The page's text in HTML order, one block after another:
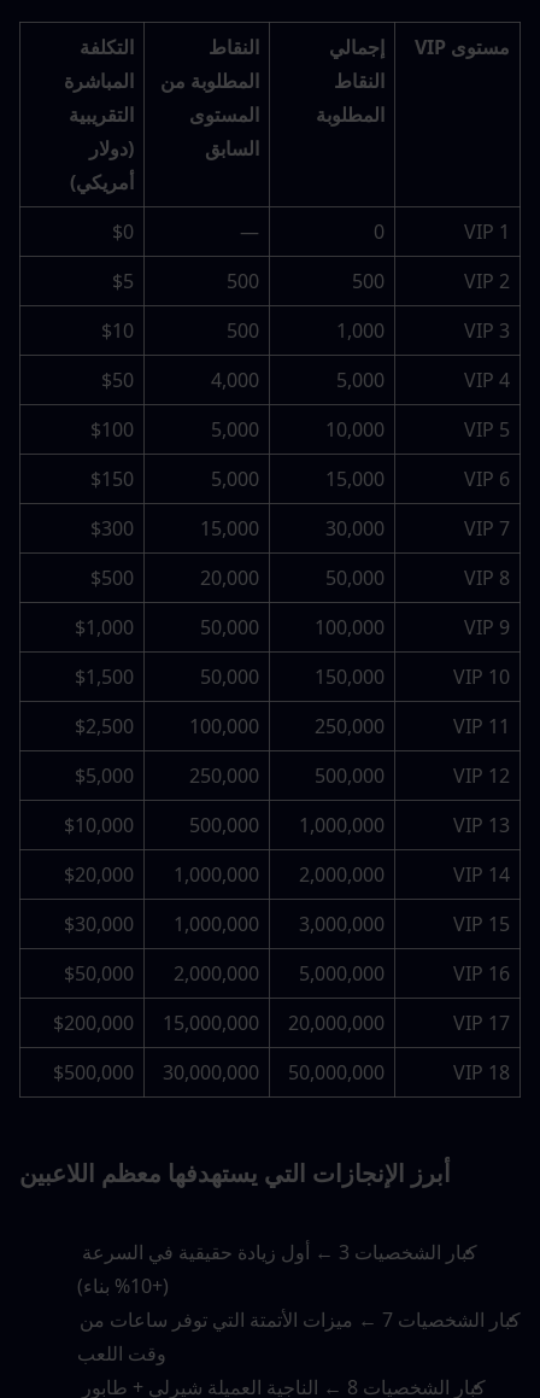
مستوى VIP
المطلوبة
السابق
أمريكي)
VIP 1
0
—
$0
VIP 2
500
500
$5
VIP 3
1,000
500
$10
VIP 4
5,000
4,000
$50
VIP 5
10,000
5,000
$100
VIP 6
15,000
5,000
$150
VIP 7
30,000
15,000
$300
VIP 8
50,000
20,000
$500
VIP 9
100,000
50,000
$1,000
VIP 10
150,000
50,000
$1,500
VIP 11
250,000
100,000
$2,500
VIP 12
500,000
250,000
$5,000
VIP 13
1,000,000
500,000
$10,000
VIP 14
2,000,000
1,000,000
$20,000
VIP 15
3,000,000
1,000,000
$30,000
VIP 16
5,000,000
2,000,000
$50,000
VIP 17
20,000,000
15,000,000
$200,000
VIP 18
50,000,000
30,000,000
$500,000
أبرز الإنجازات التي يستهدفها معظم اللاعبين
(+10% بناء)
وقت اللعب